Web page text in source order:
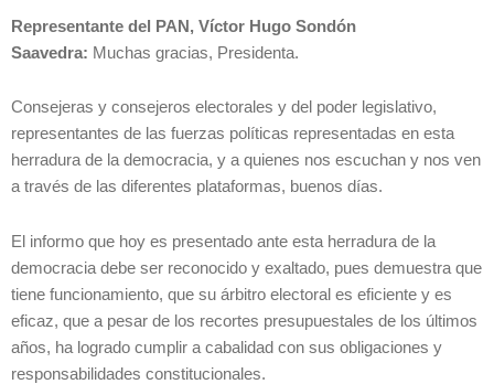
Representante del PAN, Víctor Hugo Sondón
Saavedra: Muchas gracias, Presidenta.
Consejeras y consejeros electorales y del poder legislativo,
representantes de las fuerzas políticas representadas en esta
herradura de la democracia, y a quienes nos escuchan y nos ven
a través de las diferentes plataformas, buenos días.
El informo que hoy es presentado ante esta herradura de la
democracia debe ser reconocido y exaltado, pues demuestra que
tiene funcionamiento, que su árbitro electoral es eficiente y es
eficaz, que a pesar de los recortes presupuestales de los últimos
años, ha logrado cumplir a cabalidad con sus obligaciones y
responsabilidades constitucionales.